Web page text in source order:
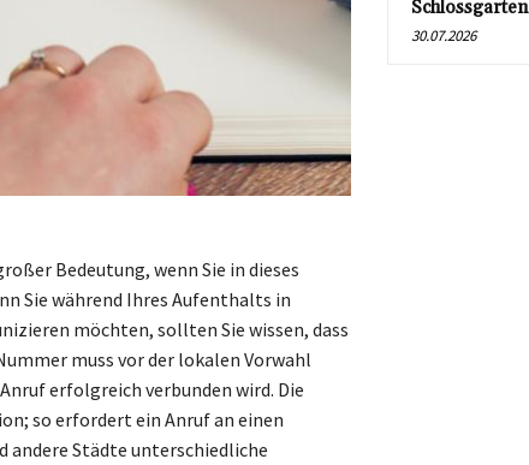
Bedeutung, wenn Sie in dieses
Sie während Ihres Aufenthalts in
möchten, sollten Sie wissen, dass
muss vor der lokalen Vorwahl
erfolgreich verbunden wird. Die
so erfordert ein Anruf an einen
andere Städte unterschiedliche
Schlossgarten
30.07.2026